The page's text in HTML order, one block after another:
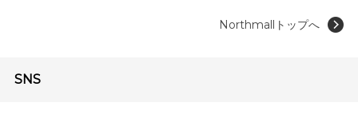
Northmallトップへ
SNS